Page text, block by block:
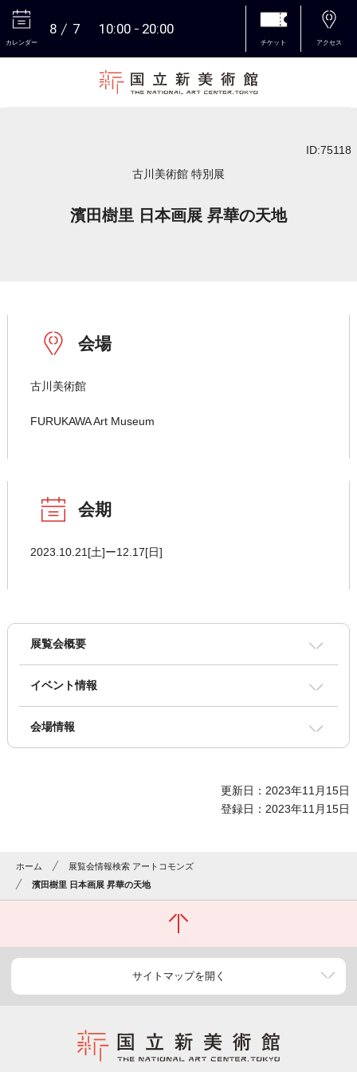
カレンダー
8 7 10:00 20:00
チケット アクセス
ID:75118
古川美術館 特別展
濱田樹里 日本画展 昇華の天地
会場
古川美術館
FURUKAWA Art Museum
会期
2023.10.21[土]ー12.17[日]
展覧会概要
イベント情報
会場情報
更新日：2023年11月15日
登録日：2023年11月15日
ホーム
展覧会情報検索 アートコモンズ
濱田樹里 日本画展 昇華の天地
サイトマップを開く